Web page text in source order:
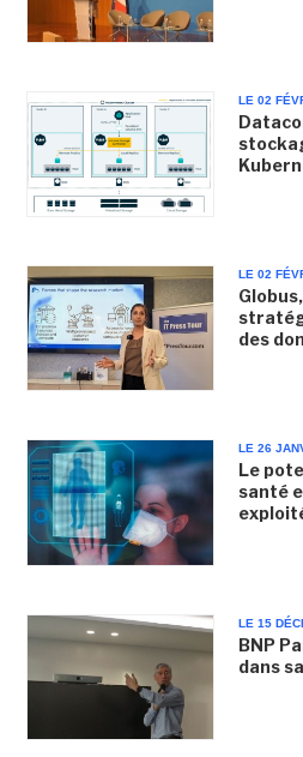
LE 02
LE 02
des
LE 26
Le
santé
LE 15
BNP
dans